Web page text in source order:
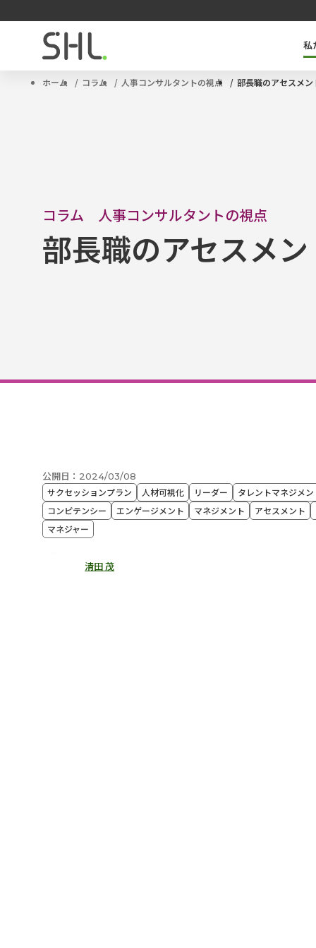
私
ホーム コラム 人事コンサルタントの視点 部長職のアセスメン
コラム 人事コンサルタントの視点
部長職のアセスメン
公開日：2024/03/08
サクセッションプラン 人材可視化 リーダー タレントマネジメン
コンピテンシー
エンゲージメント マネジメント アセスメント
マネジャー
清田 茂